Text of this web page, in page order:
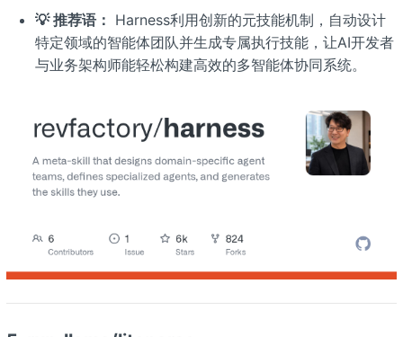
💡 推荐语： Harness利用创新的元技能机制，自动设计
特定领域的智能体团队并生成专属执行技能，让AI开发者
与业务架构师能轻松构建高效的多智能体协同系统。